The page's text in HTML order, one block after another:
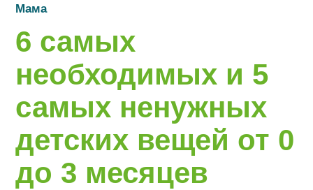
Мама
6 самых
необходимых и 5
самых ненужных
детских вещей от 0
до 3 месяцев